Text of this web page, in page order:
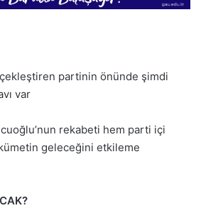
partinin önünde şimdi
var
rekabeti hem parti içi
geleceğini etkileme